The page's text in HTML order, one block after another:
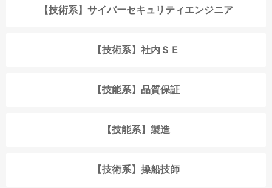
【技術系】サイバーセキュリティエンジニア
【技術系】社内ＳＥ
【技能系】品質保証
【技能系】製造
【技術系】操船技師